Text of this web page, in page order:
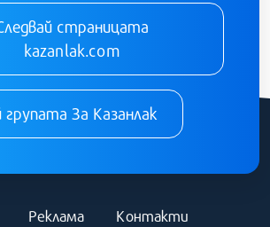
страницата
kazanlak.com
групата За Казанлак
Реклама Контакти